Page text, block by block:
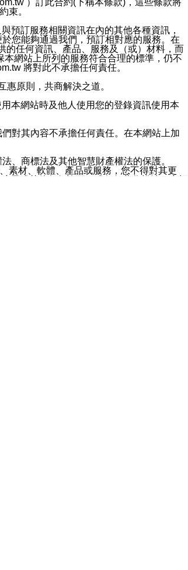
訊息。
束。
預訂服務相關資訊在內的其他各種資訊，
您能夠通過我們，預訂相對應的服務。在
的任何資訊、產品、服務及（或）材料，而
網站上所列的服務符合合理的標準，仍不
將對此不承擔任何責任。
原則，共商解決之道。
本網站時及他人使用您的登錄資訊使用本
對其內容不承擔任何責任。在本網站上加
、商標法及其他智慧財產權法的保護。
素材、軟體、產品或服務，您不得對其更